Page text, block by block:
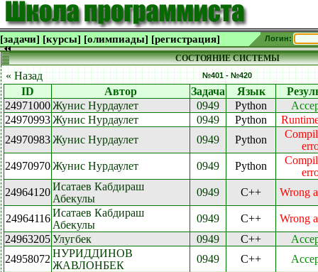
[задачи] [курсы] [олимпиады] [регистрация] Логин:
СОСТОЯНИЕ СИСТЕМЫ
« Назад №401 - №420
ID Автор Задача Язык
24971000Жунис Нурдаулет 0949 Python
24970993Жунис Нурдаулет 0949 Python
24970983Жунис Нурдаулет 0949 Python
24970970Жунис Нурдаулет 0949 Python
24964120Исатаев Кабдираш
Абекулы
0949 C++ Wrong
24964116 Исатаев Кабдираш
Абекулы
0949 C++
Wrong
24963205Улугбек 0949 C++
24958072 НУРИДДИНОВ
ЖАВЛОНБЕК
0949 C++